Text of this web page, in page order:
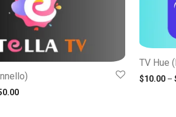
Fascia di prezzo: $33.00 Attraverso
TV Hue
$10.00 –